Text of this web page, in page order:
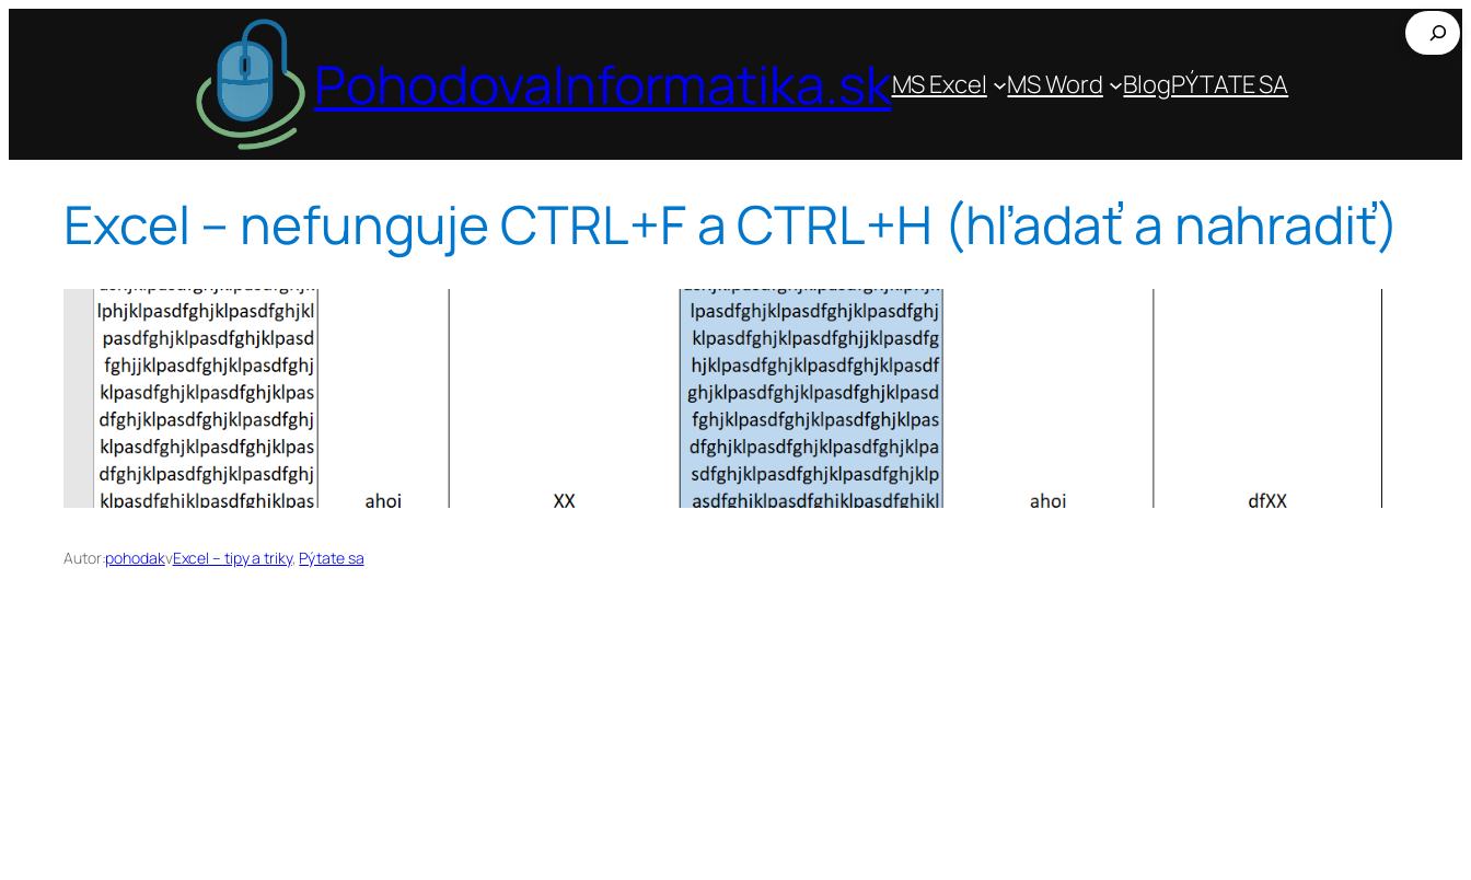
PohodovaInformatika.skMS Excel MS Word BlogPÝTATE SA
Excel – nefunguje CTRL+F a CTRL+H (hľadať a nahradiť)
Autor:pohodakvExcel – tipy a triky, Pýtate sa